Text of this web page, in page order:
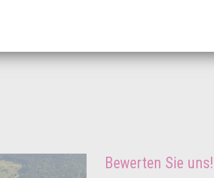
Bewerten Sie uns!